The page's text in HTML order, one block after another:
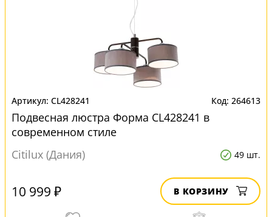
CL428241 264613
Подвесная люстра Форма CL428241 в
современном стиле
Citilux (Дания)
49 шт.
10 999 ₽ В КОРЗИНУ